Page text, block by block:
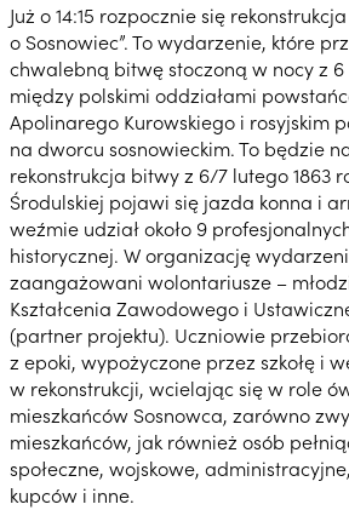
Już o 14:15 rozpocznie się
o Sosnowiec”. To wydarzenie, które
chwalebną bitwę stoczoną w nocy z 6
między polskimi oddziałami
Apolinarego Kurowskiego i rosyjskim
na dworcu sosnowieckim. To będzie
rekonstrukcja bitwy z 6/7 lutego 1863
Środulskiej pojawi się jazda konna i
weźmie udział około 9
historycznej. W organizację
zaangażowani wolontariusze –
Kształcenia Zawodowego i
(partner projektu). Uczniowie
z epoki, wypożyczone przez szkołę i
w rekonstrukcji, wcielając się w role
mieszkańców Sosnowca, zarówno
mieszkańców, jak również osób
społeczne, wojskowe,
kupców i inne.